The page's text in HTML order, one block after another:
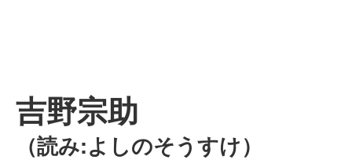
吉野宗助
（読み:よしのそうすけ）